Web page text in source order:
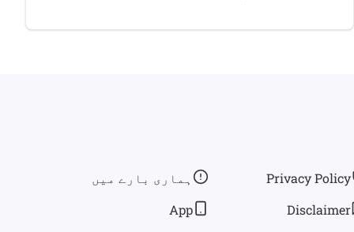
Privacy Policy
Disclaimer
ہماری بارے ميں
App